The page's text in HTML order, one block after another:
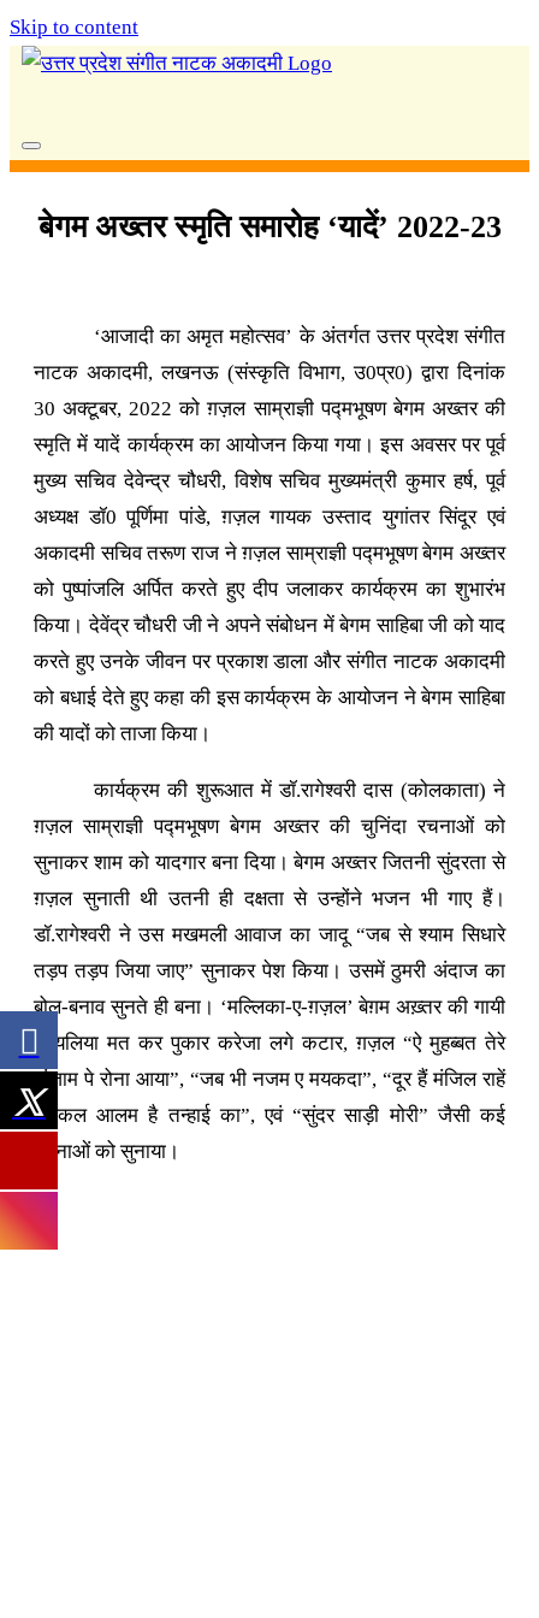
Skip to content
बेगम अख्तर स्मृति समारोह ‘यादें’ 2022-23
‘आजादी का अमृत महोत्सव’ के अंतर्गत उत्तर प्रदेश संगीत
नाटक अकादमी, लखनऊ (संस्कृति विभाग, उ0प्र0) द्वारा दिनांक
30 अक्टूबर, 2022 को ग़ज़ल साम्राज्ञी पद्मभूषण बेगम अख्तर की
स्मृति में यादें कार्यक्रम का आयोजन किया गया। इस अवसर पर पूर्व
मुख्य सचिव देवेन्द्र चौधरी, विशेष सचिव मुख्यमंत्री कुमार हर्ष, पूर्व
अध्यक्ष डॉ0 पूर्णिमा पांडे, ग़ज़ल गायक उस्ताद युगांतर सिंदूर एवं
अकादमी सचिव तरूण राज ने ग़ज़ल साम्राज्ञी पद्मभूषण बेगम अख्तर
को पुष्पांजलि अर्पित करते हुए दीप जलाकर कार्यक्रम का शुभारंभ
किया। देवेंद्र चौधरी जी ने अपने संबोधन में बेगम साहिबा जी को याद
करते हुए उनके जीवन पर प्रकाश डाला और संगीत नाटक अकादमी
को बधाई देते हुए कहा की इस कार्यक्रम के आयोजन ने बेगम साहिबा
की यादों को ताजा किया।
कार्यक्रम की शुरूआत में डॉ.रागेश्वरी दास (कोलकाता) ने
ग़ज़ल साम्राज्ञी पद्मभूषण बेगम अख्तर की चुनिंदा रचनाओं को
सुनाकर शाम को यादगार बना दिया। बेगम अख्तर जितनी सुंदरता से
ग़ज़ल सुनाती थी उतनी ही दक्षता से उन्होंने भजन भी गाए हैं।
डॉ.रागेश्वरी ने उस मखमली आवाज का जादू “जब से श्याम सिधारे
तड़प तड़प जिया जाए” सुनाकर पेश किया। उसमें ठुमरी अंदाज का
बोल-बनाव सुनते ही बना। ‘मल्लिका-ए-ग़ज़ल’ बेग़म अख़्तर की गायी
कोयलिया मत कर पुकार करेजा लगे कटार, ग़ज़ल “ऐ मुहब्बत तेरे
अंजाम पे रोना आया”, “जब भी नजम ए मयकदा”, “दूर हैं मंजिल राहें
मुश्किल आलम है तन्हाई का”, एवं “सुंदर साड़ी मोरी” जैसी कई
रचनाओं को सुनाया।